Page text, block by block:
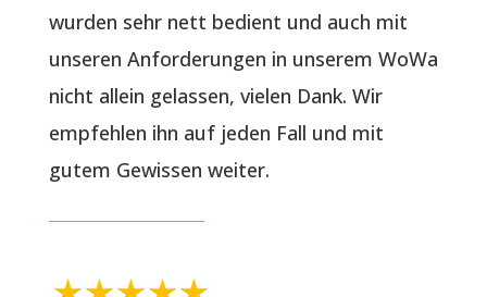
wurden sehr nett bedient und auch mit
unseren Anforderungen in unserem WoWa
nicht allein gelassen, vielen Dank. Wir
empfehlen ihn auf jeden Fall und mit
gutem Gewissen weiter.